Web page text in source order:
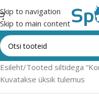
Skip to navigation
Skip to main content
Esileht Tooted siltidega
Kuvatakse üksik tulemus